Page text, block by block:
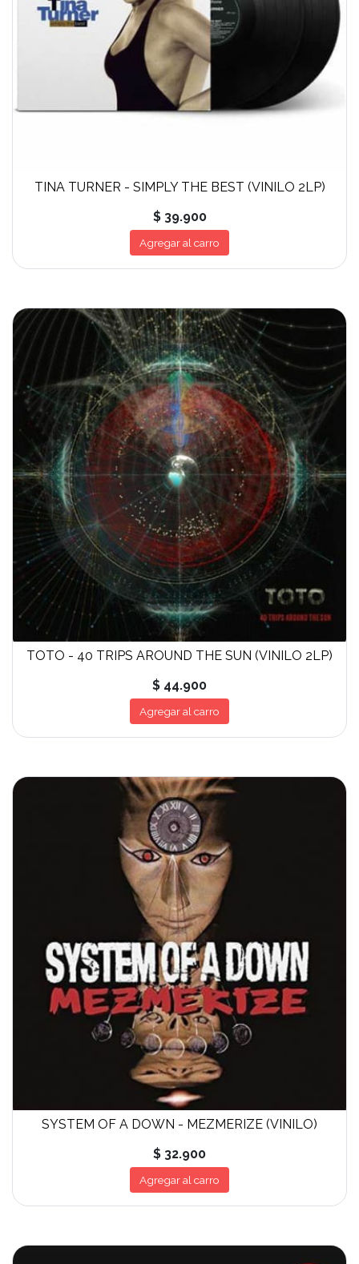
TINA TURNER - SIMPLY THE BEST (VINILO 2LP)
$ 39.900
Agregar al carro
TOTO - 40 TRIPS AROUND THE SUN (VINILO 2LP)
$ 44.900
Agregar al carro
SYSTEM OF A DOWN - MEZMERIZE (VINILO)
$ 32.900
Agregar al carro